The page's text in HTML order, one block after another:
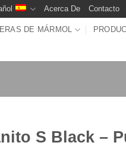
Acerca De Contacto
DE MÁRMOL
S Black –